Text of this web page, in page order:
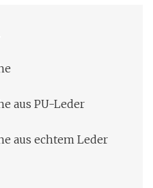
aus PU-Leder
aus echtem Leder